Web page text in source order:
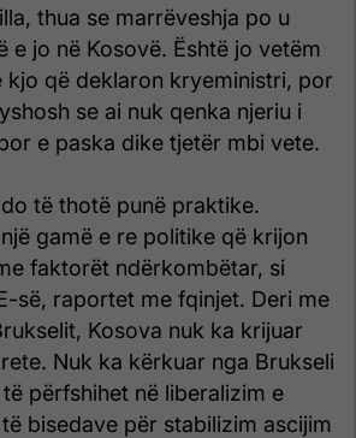
thua se marrëveshja po u
e jo në Kosovë. Është jo vetëm
kjo që deklaron kryeministri, por
se ai nuk qenka njeriu i
e paska dike tjetër mbi vete.
të thotë punë praktike.
gamë e re politike që krijon
faktorët ndërkombëtar, si
së, raportet me fqinjet. Deri me
Kosova nuk ka krijuar
Nuk ka kërkuar nga Brukseli
përfshihet në liberalizim e
bisedave për stabilizim ascijim